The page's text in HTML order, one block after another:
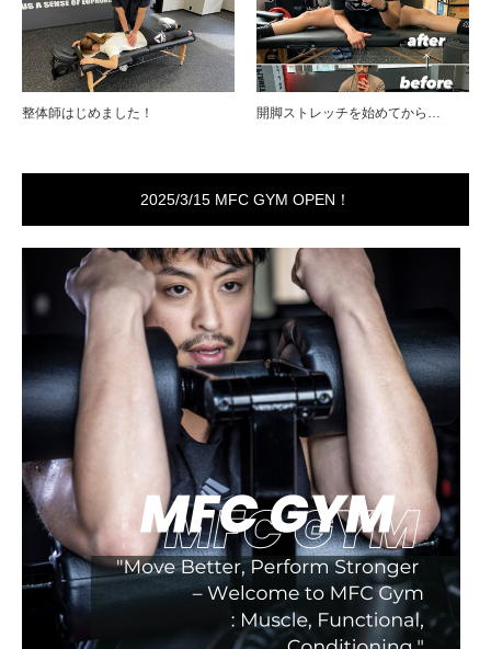
整体師はじめました！ 開脚ストレッチを始めてから…
2025/3/15 MFC GYM OPEN！